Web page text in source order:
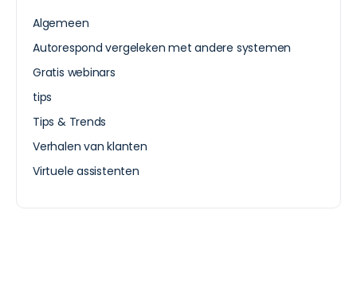
Algemeen
Autorespond vergeleken met andere systemen
Gratis webinars
tips
Tips & Trends
Verhalen van klanten
Virtuele assistenten